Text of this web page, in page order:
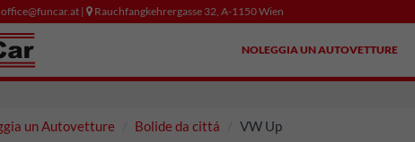
office@funcar.at | Rauchfangkehrergasse 32, A-1150 Wien
NOLEGGIA UN AUTOVETTURE
un Autovetture Bolide da cittá VW Up